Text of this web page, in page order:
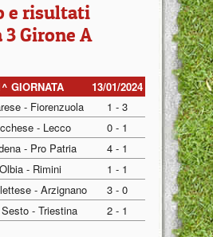
e risultati
Girone A
GIORNATA
13/01/2024
- Fiorenzuola
1 - 3
- Lecco
0 - 1
- Pro Patria
4 - 1
Olbia - Rimini
1 - 1
- Arzignano
3 - 0
- Triestina 2 - 1